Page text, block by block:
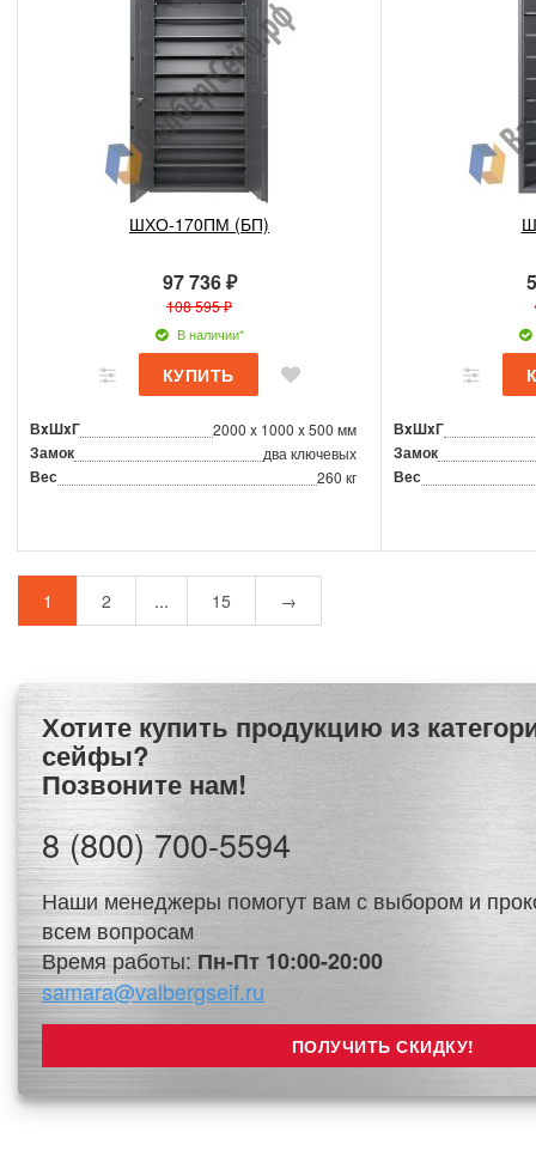
ШХО-170ПМ (БП)
97 736 ₽
108 595 ₽
В наличии*
ВxШxГ 2000 x 1000 x 500 мм
Замок два ключевых
Вес 260 кг
ВxШxГ
Замок
Вес
1 2 ... 15 →
Хотите купить продукцию из категории Русские
сейфы?
Позвоните нам!
8 (800) 700-5594
Наши менеджеры помогут вам с выбором и
всем вопросам
Время работы: Пн-Пт 10:00-20:00
samara@valbergseif.ru